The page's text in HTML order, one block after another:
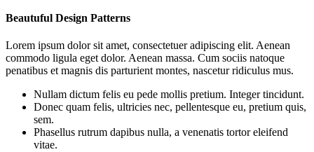
Beautuful Design Patterns
Lorem ipsum dolor sit amet, consectetuer adipiscing elit. Aenean
commodo ligula eget dolor. Aenean massa. Cum sociis natoque
penatibus et magnis dis parturient montes, nascetur ridiculus mus.
Nullam dictum felis eu pede mollis pretium. Integer tincidunt.
Donec quam felis, ultricies nec, pellentesque eu, pretium quis,
sem.
Phasellus rutrum dapibus nulla, a venenatis tortor eleifend
vitae.